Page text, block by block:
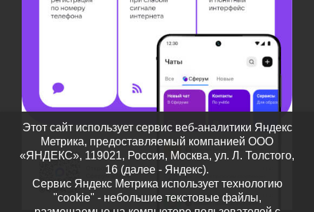
Этот сайт использует сервис веб-аналитики Яндекс
Метрика, предоставляемый компанией ООО
«ЯНДЕКС», 119021, Россия, Москва, ул. Л. Толстого,
16 (далее - Яндекс).
Сервис Яндекс Метрика использует технологию
"cookie" - небольшие текстовые файлы,